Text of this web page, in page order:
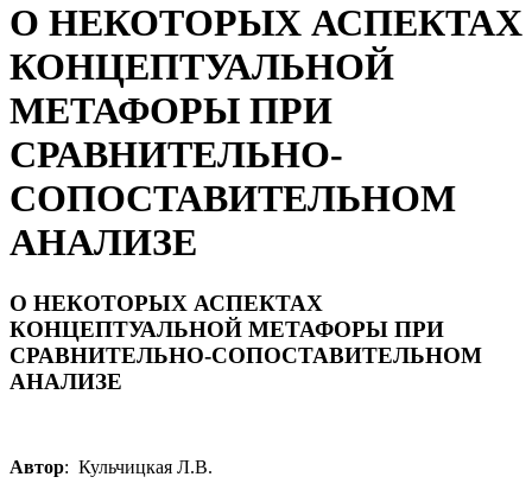
О НЕКОТОРЫХ АСПЕКТАХ
КОНЦЕПТУАЛЬНОЙ
МЕТАФОРЫ ПРИ
СРАВНИТЕЛЬНО-
СОПОСТАВИТЕЛЬНОМ
АНАЛИЗЕ
О НЕКОТОРЫХ АСПЕКТАХ
КОНЦЕПТУАЛЬНОЙ МЕТАФОРЫ ПРИ
СРАВНИТЕЛЬНО-СОПОСТАВИТЕЛЬНОМ
АНАЛИЗЕ
Автор: Кульчицкая Л.В.